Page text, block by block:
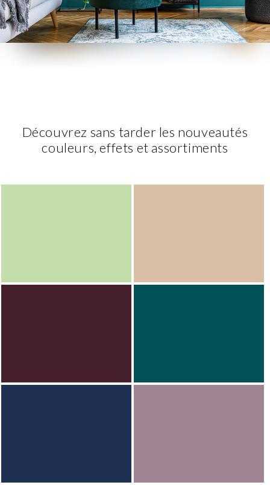
Découvrez sans tarder les nouveautés
couleurs, effets et assortiments